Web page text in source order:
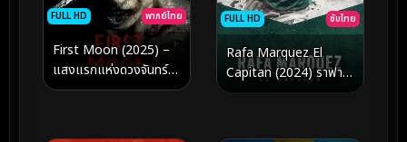
FULL HD พากย์ไทย
First Moon (2025) –
แสงแรกแห่งดวงจันทร์
กับการเดินทางย้อนคืนสู่
FULL HD ซับไทย
Rafa Marquez El
Capitan (2024) ราฟา